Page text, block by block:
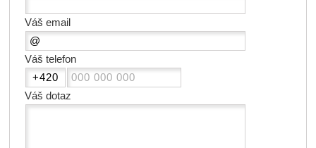
Váš email
Váš telefon
Váš dotaz